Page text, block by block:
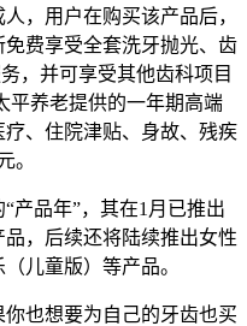
，用户在购买该产品后，
费享受全套洗牙抛光、齿
，并可享受其他齿科项目
平养老提供的一年期高端
、住院津贴、身故、残疾
。
产品年”，其在1月已推出
，后续还将陆续推出女性
儿童版）等产品。
也想要为自己的牙齿也买